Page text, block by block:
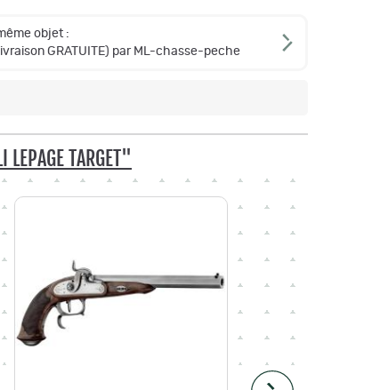
objet :
GRATUITE) par ML-chasse-peche
LEPAGE TARGET"